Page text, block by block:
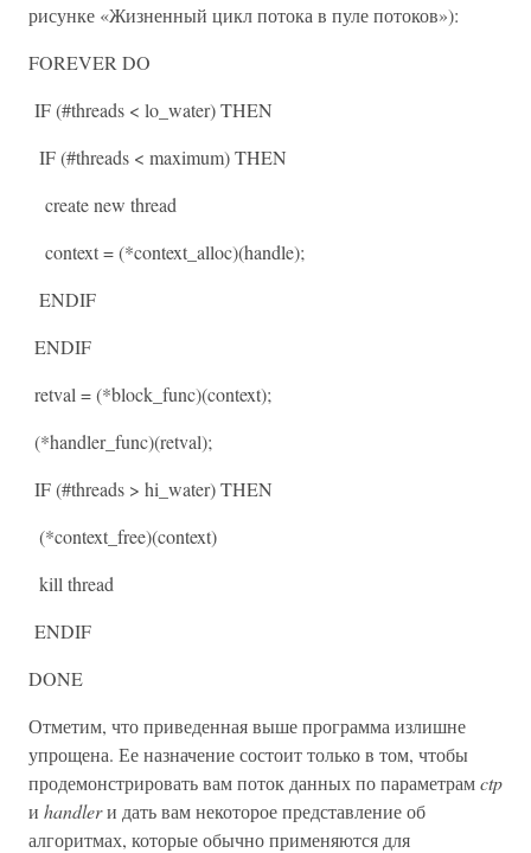
рисунке «Жизненный цикл потока в пуле потоков»):
FOREVER DO
IF (#threads < lo_water) THEN
IF (#threads < maximum) THEN
create new thread
context = (*context_alloc)(handle);
ENDIF
ENDIF
retval = (*block_func)(context);
(*handler_func)(retval);
IF (#threads > hi_water) THEN
(*context_free)(context)
kill thread
ENDIF
DONE
Отметим, что приведенная выше программа излишне
упрощена. Ее назначение состоит только в том, чтобы
продемонстрировать вам поток данных по параметрамctp
и handlerи дать вам некоторое представление об
алгоритмах, которые обычно применяются для